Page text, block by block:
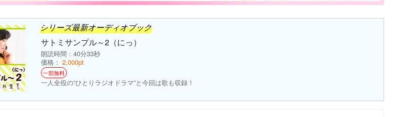
シリーズ最新オーディオブック
サトミサンプル～2（にっ）
朗読時間：40分33秒
価格：2,000pt
一部無料
一人全役の“ひとりラジオドラマ”と今回は歌も収録！